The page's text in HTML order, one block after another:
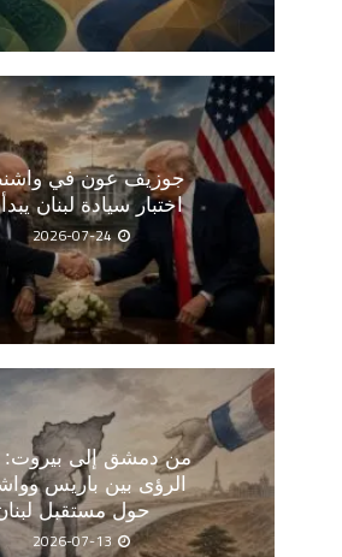
جوزيف عون في
اختبار سيادة لبنان
2026-07-24
من دمشق إلى بيروت:
الرؤى بين باريس
حول مستقبل
2026-07-13